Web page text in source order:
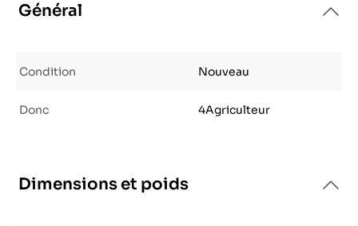
Général
Condition Nouveau
Donc 4Agriculteur
Dimensions et poids